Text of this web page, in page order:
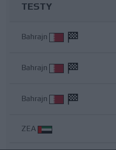
TESTY
Bahrajn
Bahrajn
Bahrajn
ZEA